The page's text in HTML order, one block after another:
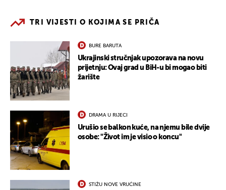
TRI VIJESTI O KOJIMA SE PRIČA
BURE BARUTA
Ukrajinski stručnjak upozorava na novu
prijetnju: Ovaj grad u BiH-u bi mogao biti
žarište
DRAMA U RIJECI
Urušio se balkon kuće, na njemu bile dvije
osobe: "Život im je visio o koncu"
STIŽU NOVE VRUĆINE